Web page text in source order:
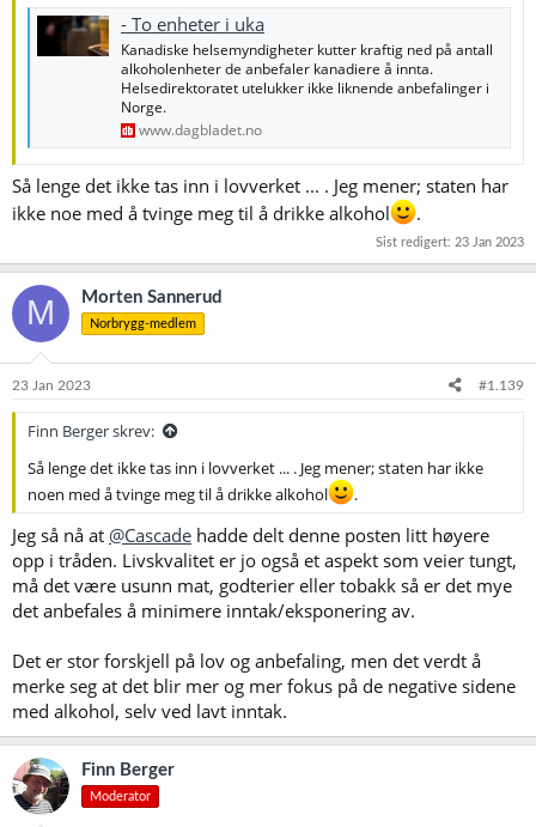
- To enheter i uka
Kanadiske helsemyndigheter kutter kraftig ned på antall
alkoholenheter de anbefaler kanadiere å innta.
Helsedirektoratet utelukker ikke liknende anbefalinger i
Norge.
www.dagbladet.no
Så lenge det ikke tas inn i lovverket ... . Jeg mener; staten har
ikke noe med å tvinge meg til å drikke alkohol
.
Sist redigert: 23 Jan 2023
M Morten Sannerud
Norbrygg-medlem
23 Jan 2023 #1.139
Finn Berger skrev:
Så lenge det ikke tas inn i lovverket ... . Jeg mener; staten har ikke
noen med å tvinge meg til å drikke alkohol
.
Jeg så nå at @Cascade hadde delt denne posten litt høyere
opp i tråden. Livskvalitet er jo også et aspekt som veier tungt,
må det være usunn mat, godterier eller tobakk så er det mye
det anbefales å minimere inntak/eksponering av.
Det er stor forskjell på lov og anbefaling, men det verdt å
merke seg at det blir mer og mer fokus på de negative sidene
med alkohol, selv ved lavt inntak.
Finn Berger
Moderator